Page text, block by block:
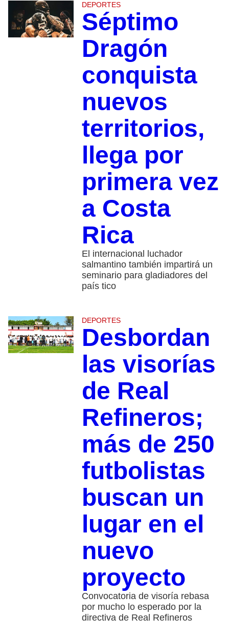
DEPORTES
Séptimo
Dragón
conquista
nuevos
territorios,
llega por
primera vez
a Costa
Rica
El internacional luchador
salmantino también impartirá un
seminario para gladiadores del
país tico
DEPORTES
Desbordan
las visorías
de Real
Refineros;
más de 250
futbolistas
buscan un
lugar en el
nuevo
proyecto
Convocatoria de visoría rebasa
por mucho lo esperado por la
directiva de Real Refineros